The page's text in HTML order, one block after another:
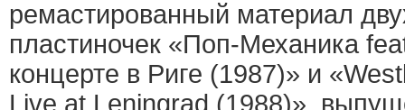
ремастированный материал
пластиночек «Поп-Механика
концерте в Риге (1987)» и
Live at Leningrad (1988)»,